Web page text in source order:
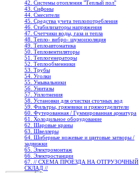
42. Системы отопления "Теплый пол"
43. Сифоны
44. Смесители
45. Средства учета теплопотребления
46. Стабилизаторы напряжения
47. Счетчики воды, газа и тепла
48. Тепло- вибро- шумоизоляция
49. Теплоавтоматика
50. Тепловентиляторы
51. Теплогенераторы
52. Теплообменники
53. Трубы
54. Уголки
55. Умывальники
56. Унитазы
57. Уплотнения
58. Установки для очистки сточных вод
59. Фильтры, грязевики и грязеотделители
60. Футерованная / Гуммированная арматура
61. Холодильное oборудование
62. Шаровые краны
63. Швеллеры
64. Шиберные ножевые и щитовые затворы /
задвижки
65. Электромонтаж
66. Электростанции
67. // СХЕМА ПРОЕЗДА НА ОТГРУЗОЧНЫЙ
СКЛАД //